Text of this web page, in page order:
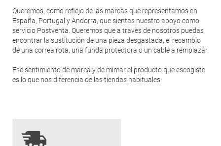
Queremos, como reflejo de las marcas que representamos en
España, Portugal y Andorra, que sientas nuestro apoyo como
servicio Postventa. Queremos que a través de nosotros puedas
encontrar la sustitución de una pieza desgastada, el recambio
de una correa rota, una funda protectora o un cable a remplazar.
Ese sentimiento de marca y de mimar el producto que escogiste
es lo que nos diferencia de las tiendas habituales.